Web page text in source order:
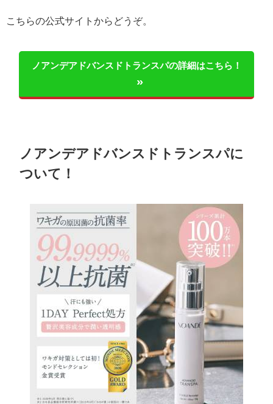
こちらの公式サイトからどうぞ。
ノアンデアドバンスドトランスパの詳細はこちら！
ノアンデアドバンスドトランスパに
ついて！